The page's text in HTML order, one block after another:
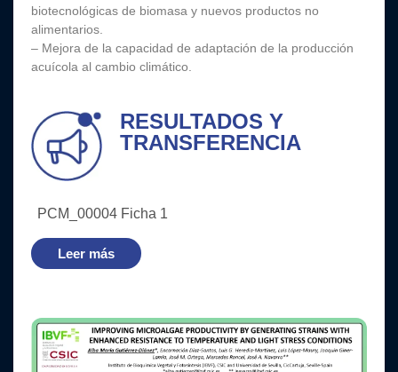
biotecnológicas de biomasa y nuevos productos no
alimentarios.
– Mejora de la capacidad de adaptación de la producción
acuícola al cambio climático.
RESULTADOS Y
TRANSFERENCIA
PCM_00004 Ficha 1
Leer más